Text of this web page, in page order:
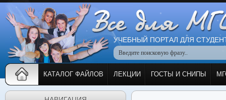
УЧЕБНЫЙ ПОРТАЛ ДЛЯ
КАТАЛОГ ФАЙЛОВ ЛЕКЦИИ ГОСТЫ И СНИПЫ